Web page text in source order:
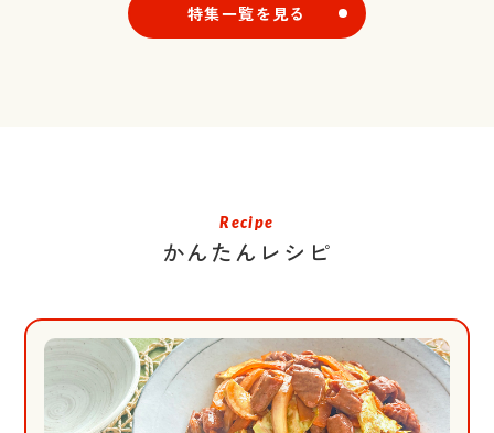
特集一覧を見る
Recipe
かんたんレシピ